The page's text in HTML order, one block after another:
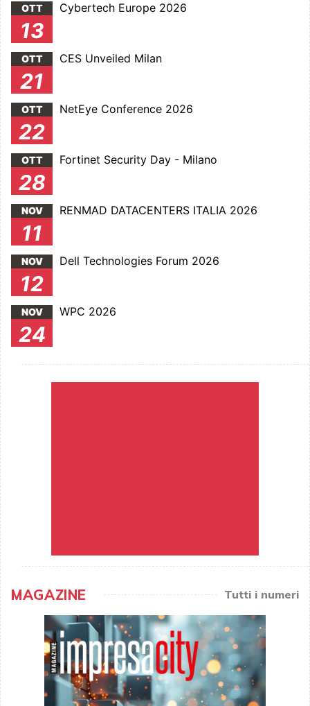
OTT
13
Cybertech Europe 2026
OTT
21
CES Unveiled Milan
OTT
22
NetEye Conference 2026
OTT
28
Fortinet Security Day - Milano
NOV
11
RENMAD DATACENTERS ITALIA 2026
NOV
12
Dell Technologies Forum 2026
NOV
24
WPC 2026
MAGAZINE Tutti i numeri